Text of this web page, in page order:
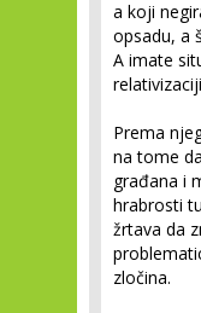
a koji
opsadu, a
A imate
Prema
na tome
građana i
hrabrosti
žrtava da
zločina.